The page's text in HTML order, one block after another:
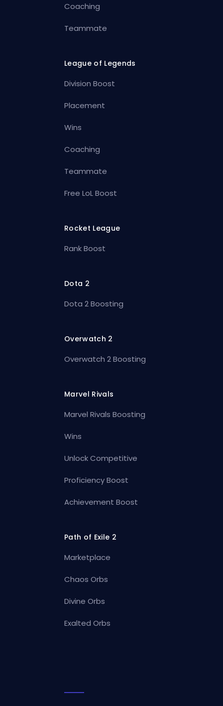
Coaching
Teammate
League of Legends
Division Boost
Placement
Wins
Coaching
Teammate
Free LoL Boost
Rocket League
Rank Boost
Dota 2
Dota 2 Boosting
Overwatch 2
Overwatch 2 Boosting
Marvel Rivals
Marvel Rivals Boosting
Wins
Unlock Competitive
Proficiency Boost
Achievement Boost
Path of Exile 2
Marketplace
Chaos Orbs
Divine Orbs
Exalted Orbs